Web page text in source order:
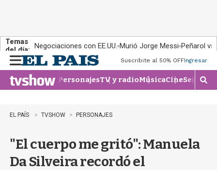
Temas
del día: Negociaciones con EE.UU. Murió Jorge Messi Peñarol
n
u
Suscribite al 50% OFFIngresar
PersonajesTV y radioMúsicaCineSeries
M
o
EL PAÍS TVSHOW PERSONAJES
"El cuerpo me gritó": Manuela
Da Silveira recordó el